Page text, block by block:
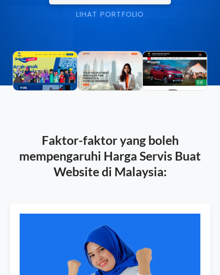
LIHAT PORTFOLIO
Faktor-faktor yang boleh
mempengaruhi Harga Servis Buat
Website di Malaysia: